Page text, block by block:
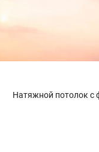
Натяжной потолок с